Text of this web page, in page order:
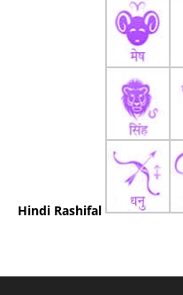
Hindi Rashifal